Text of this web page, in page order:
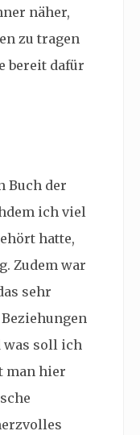
näher,
zu tragen
bereit dafür
Buch der
ich viel
hatte,
Zudem war
sehr
was soll ich
man hier